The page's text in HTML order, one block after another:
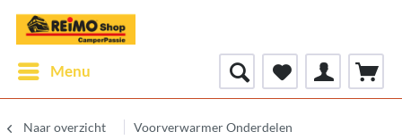
Menu
Naar overzicht Voorverwarmer Onderdelen